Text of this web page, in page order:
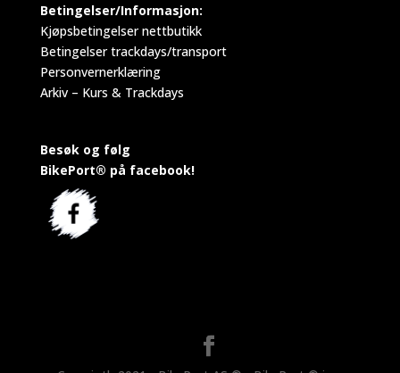
Betingelser/Informasjon:
Kjøpsbetingelser nettbutikk
Betingelser trackdays/transport
Personvernerklæring
Arkiv – Kurs & Trackdays
Besøk og følg
BikePort® på facebook!